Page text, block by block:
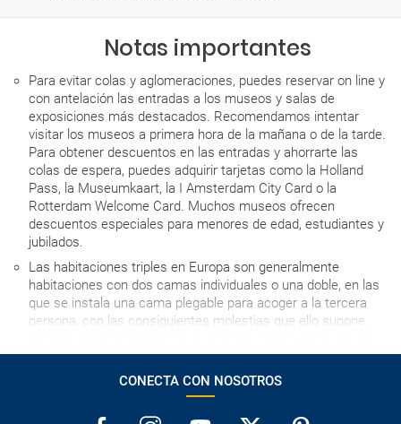
Notas importantes
Para evitar colas y aglomeraciones, puedes reservar on line y
con antelación las entradas a los museos y salas de
exposiciones más destacados. Recomendamos intentar
visitar los museos a primera hora de la mañana o de la tarde.
Para obtener descuentos en las entradas y ahorrarte las
colas de espera, puedes adquirir tarjetas como la Holland
Pass, la Museumkaart, la I Amsterdam City Card o la
Rotterdam Welcome Card. Muchos museos ofrecen
descuentos especiales para menores de edad, estudiantes y
jubilados.
Las habitaciones triples en Europa son generalmente
habitaciones con dos camas individuales o una doble, en las
que se instala una cama plegable para acoger a la tercera
persona, con las consiguientes molestias que ello supone,
establecimiento, pero en ningún caso será antes de las 15h,
salvo que se indique lo contrario.
CONECTA CON NOSOTROS